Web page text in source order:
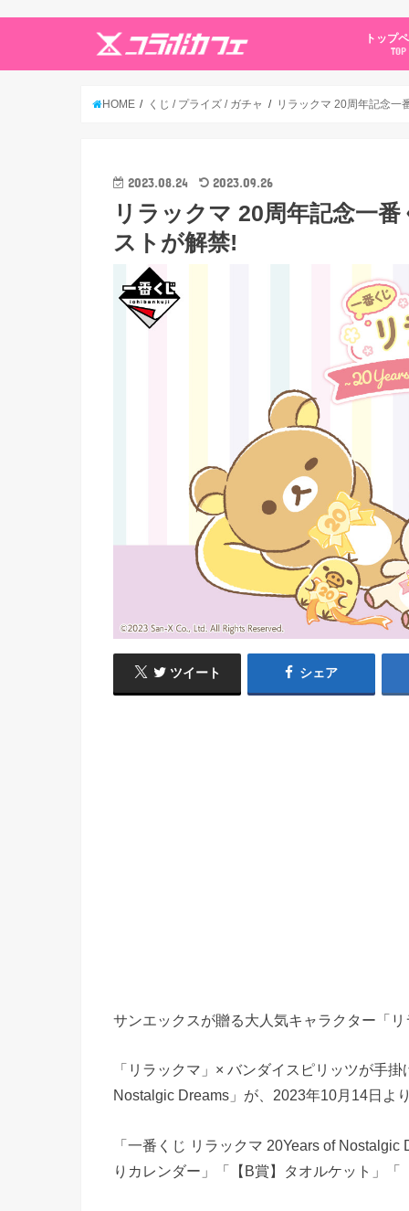
トップ
TOP
HOME くじ / プライズ / ガチャ リラックマ 20周年記念一
2023.08.24 2023.09.26
リラックマ 20周年記念一
ストが解禁!
ツイート シェア
サンエックスが贈る大人気キャラクター「
「リラックマ」× バンダイスピリッツが手
Nostalgic Dreams」が、2023年10月14日よ
「一番くじ リラックマ 20Years of
りカレンダー」「【B賞】タオルケット」